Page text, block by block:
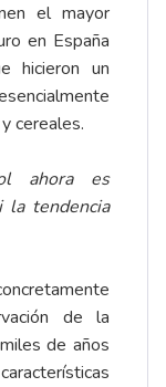
el mayor
en España
hicieron un
cereales.
ahora es
la tendencia
de la
de años